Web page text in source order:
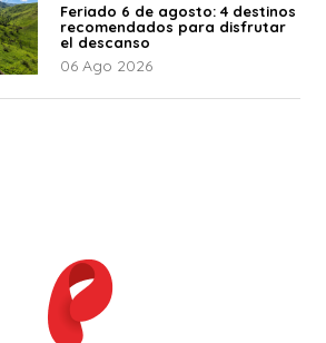
Feriado 6 de agosto: 4 destinos
recomendados para disfrutar
el descanso
06 Ago 2026